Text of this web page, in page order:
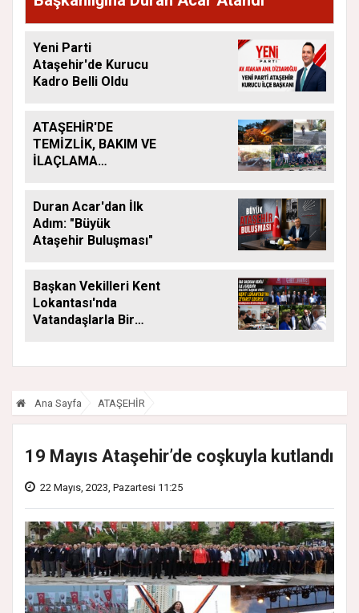
Yeni Parti
Ataşehir'de Kurucu
Kadro Belli Oldu
ATAŞEHİR'DE
TEMİZLİK, BAKIM VE
İLAÇLAMA
Duran Acar'dan İlk
Adım: "Büyük
Ataşehir Buluşması"
Başkan Vekilleri Kent
Lokantası'nda
Vatandaşlarla Bir
Ana Sayfa ATAŞEHİR
19 Mayıs Ataşehir’de coşkuyla kutlandı
22 Mayıs, 2023, Pazartesi 11:25